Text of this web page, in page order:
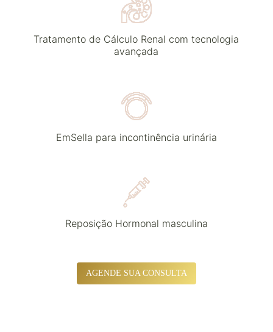
Tratamento de Cálculo Renal com tecnologia
avançada
EmSella para incontinência urinária
Reposição Hormonal masculina
AGENDE SUA CONSULTA